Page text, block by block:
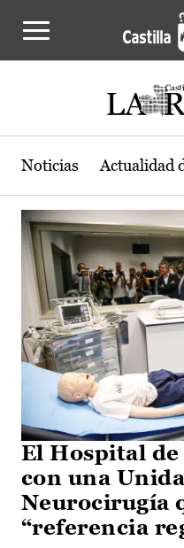
Actualidad de
Noticias Actualidad
El Hospital de
con una
Neurocirugía
“referencia